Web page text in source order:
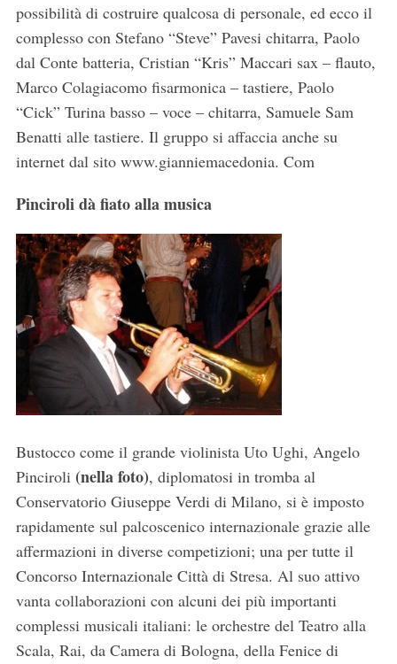
possibilità di costruire qualcosa di personale, ed ecco il
complesso con Stefano “Steve” Pavesi chitarra, Paolo
dal Conte batteria, Cristian “Kris” Maccari sax – flauto,
Marco Colagiacomo fisarmonica – tastiere, Paolo
“Cick” Turina basso – voce – chitarra, Samuele Sam
Benatti alle tastiere. Il gruppo si affaccia anche su
internet dal sito www.gianniemacedonia. Com
Pinciroli dà fiato alla musica
Bustocco come il grande violinista Uto Ughi, Angelo
Pinciroli (nella foto), diplomatosi in tromba al
Conservatorio Giuseppe Verdi di Milano, si è imposto
rapidamente sul palcoscenico internazionale grazie alle
affermazioni in diverse competizioni; una per tutte il
Concorso Internazionale Città di Stresa. Al suo attivo
vanta collaborazioni con alcuni dei più importanti
complessi musicali italiani: le orchestre del Teatro alla
Scala, Rai, da Camera di Bologna, della Fenice di